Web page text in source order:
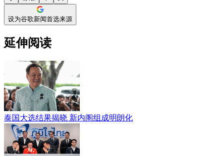
设为谷歌新闻首选来源
延伸阅读
泰国大选结果揭晓 新内阁组成明朗化